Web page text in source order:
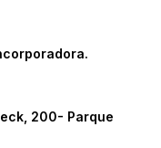
200- Parque